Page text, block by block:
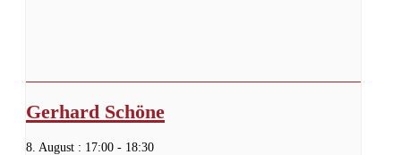
Gerhard Schöne
8. August : 17:00 - 18:30